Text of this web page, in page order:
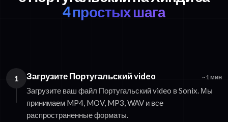
4 простых шага
1 Загрузите Португальский video ~1 мин
Загрузите ваш файл Португальский video в Sonix. Мы
принимаем MP4, MOV, MP3, WAV и все
распространенные форматы.